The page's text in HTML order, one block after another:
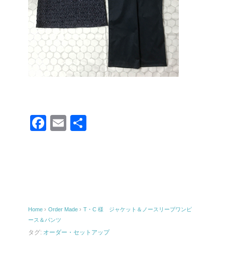
F
o
o
k
E
Home › Order Made › T・C 様 ジャケット＆ノースリーブワンピ
ース＆パンツ
タグ: オーダー・セットアップ